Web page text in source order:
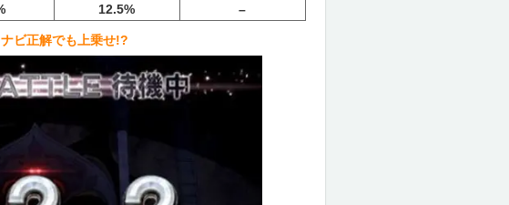
12.5% –
ビ正解でも上乗せ!?